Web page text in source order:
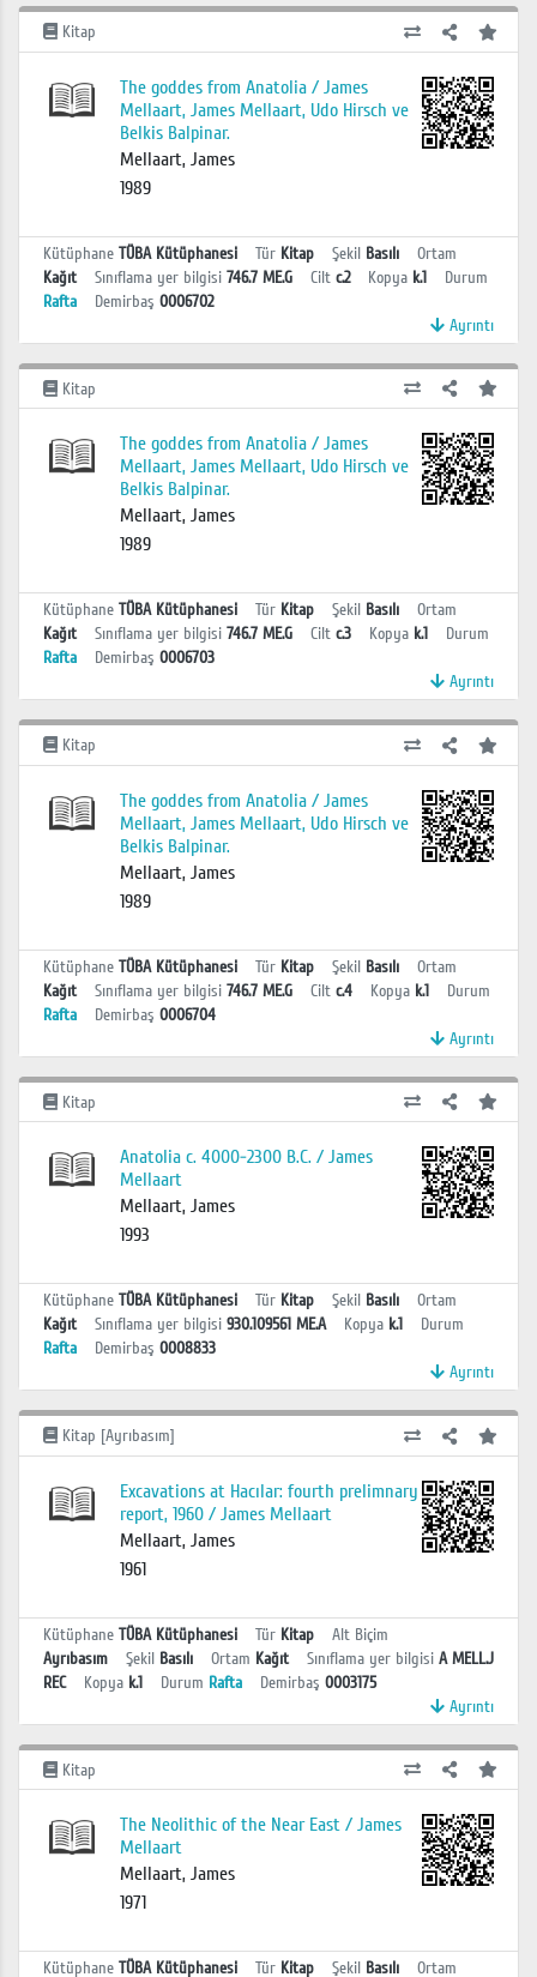
Kitap
The goddes from Anatolia / James
Mellaart, James Mellaart, Udo Hirsch ve
Belkis Balpinar.
Mellaart, James
1989
Kütüphane TÜBA Kütüphanesi Tür Kitap Şekil Basılı
Ortam
Kağıt
Sınıflama yer bilgisi 746.7 ME.G Cilt c.2 Kopya k.1
Durum
Rafta
Demirbaş 0006702
Ayrıntı
Kitap
The goddes from Anatolia / James
Mellaart, James Mellaart, Udo Hirsch ve
Belkis Balpinar.
Mellaart, James
1989
Kütüphane TÜBA Kütüphanesi Tür Kitap Şekil Basılı
Ortam
Kağıt
Sınıflama yer bilgisi 746.7 ME.G Cilt c.3 Kopya k.1
Durum
Rafta
Demirbaş 0006703
Ayrıntı
Kitap
The goddes from Anatolia / James
Mellaart, James Mellaart, Udo Hirsch ve
Belkis Balpinar.
Mellaart, James
1989
Kütüphane TÜBA Kütüphanesi Tür Kitap Şekil Basılı
Ortam
Kağıt
Sınıflama yer bilgisi 746.7 ME.G Cilt c.4 Kopya k.1
Durum
Rafta
Demirbaş 0006704
Ayrıntı
Kitap
Anatolia c. 4000-2300 B.C. / James
Mellaart
Mellaart, James
1993
Kütüphane TÜBA Kütüphanesi Tür Kitap Şekil Basılı
Ortam
Kağıt
Sınıflama yer bilgisi 930.109561 ME.A Kopya k.1
Durum
Rafta
Demirbaş 0008833
Ayrıntı
Kitap [Ayrıbasım]
Excavations at Hacılar: fourth prelimnary
report, 1960 / James Mellaart
Mellaart, James
1961
Kütüphane TÜBA Kütüphanesi Tür Kitap
Alt Biçim
Ayrıbasım
Şekil Basılı Ortam Kağıt Sınıflama yer bilgisi A MELL.J
REC
Kopya k.1 Durum Rafta Demirbaş 0003175
Ayrıntı
Kitap
The Neolithic of the Near East / James
Mellaart
Mellaart, James
1971
Kütüphane TÜBA Kütüphanesi Tür Kitap Şekil Basılı Ortam